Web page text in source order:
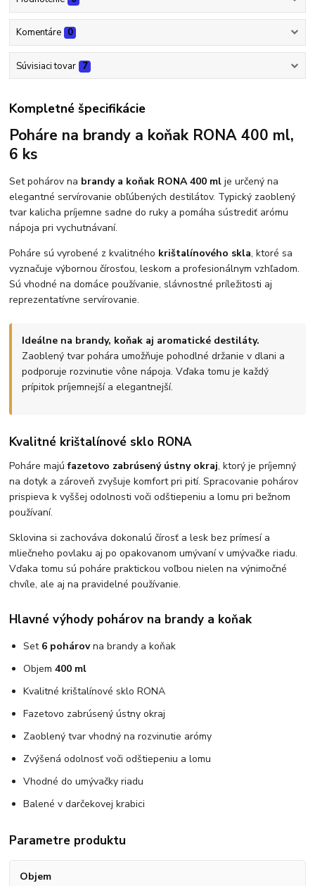
Komentáre 0
Súvisiaci tovar 7
Kompletné špecifikácie
Poháre na brandy a koňak RONA 400 ml,
6 ks
Set pohárov na brandy a koňak RONA 400 ml je určený na
elegantné servírovanie obľúbených destilátov. Typický zaoblený
tvar kalicha príjemne sadne do ruky a pomáha sústrediť arómu
nápoja pri vychutnávaní.
Poháre sú vyrobené z kvalitného krištalínového skla, ktoré sa
vyznačuje výbornou čírosťou, leskom a profesionálnym vzhľadom.
Sú vhodné na domáce používanie, slávnostné príležitosti aj
reprezentatívne servírovanie.
Ideálne na brandy, koňak aj aromatické destiláty.
Zaoblený tvar pohára umožňuje pohodlné držanie v dlani a
podporuje rozvinutie vône nápoja. Vďaka tomu je každý
prípitok príjemnejší a elegantnejší.
Kvalitné krištalínové sklo RONA
Poháre majúfazetovo zabrúsený ústny okraj, ktorý je príjemný
na dotyk a zároveň zvyšuje komfort pri pití. Spracovanie pohárov
prispieva k vyššej odolnosti voči odštiepeniu a lomu pri bežnom
používaní.
Sklovina si zachováva dokonalú čírosť a lesk bez prímesí a
mliečneho povlaku aj po opakovanom umývaní v umývačke riadu.
Vďaka tomu sú poháre praktickou voľbou nielen na výnimočné
chvíle, ale aj na pravidelné používanie.
Hlavné výhody pohárov na brandy a koňak
Set 6 pohárovna brandy a koňak
Objem400 ml
Kvalitné krištalínové sklo RONA
Fazetovo zabrúsený ústny okraj
Zaoblený tvar vhodný na rozvinutie arómy
Zvýšená odolnosť voči odštiepeniu a lomu
Vhodné do umývačky riadu
Balené v darčekovej krabici
Parametre produktu
Objem